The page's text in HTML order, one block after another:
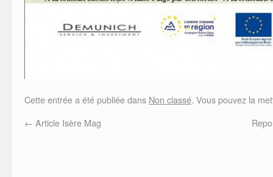
Cette entrée a été publiée dans Non classé. Vous pouvez la
← Article Isère Mag